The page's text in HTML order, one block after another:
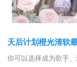
天后计划橙光清软
你可以选择成为歌手